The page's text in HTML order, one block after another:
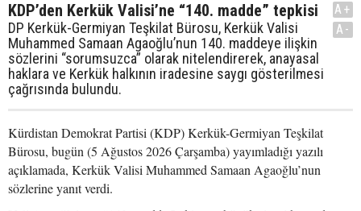
KDP’den Kerkük Valisi’ne “140. madde” tepkisi
DP Kerkük-Germiyan Teşkilat Bürosu, Kerkük Valisi
Muhammed Samaan Agaoğlu’nun 140. maddeye ilişkin
sözlerini “sorumsuzca” olarak nitelendirerek, anayasal
haklara ve Kerkük halkının iradesine saygı gösterilmesi
çağrısında bulundu.
A+
A-
Kürdistan Demokrat Partisi (KDP) Kerkük-Germiyan Teşkilat
Bürosu, bugün (5 Ağustos 2026 Çarşamba) yayımladığı yazılı
açıklamada, Kerkük Valisi Muhammed Samaan Agaoğlu’nun
sözlerine yanıt verdi.